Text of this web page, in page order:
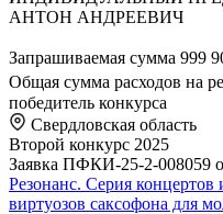
АНТОН АНДРЕЕВИЧ
Запрашиваемая сумма 999
Общая сумма расходов на
победитель конкурса
Свердловская область
Второй конкурс 2025
Заявка ПФКИ-25-2-008059
Резонанс. Серия концертов
виртуозов саксофона для